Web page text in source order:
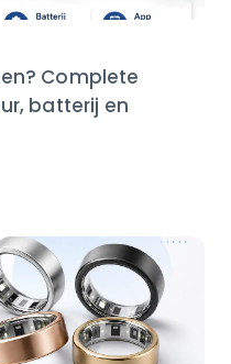
Complete
batterij en